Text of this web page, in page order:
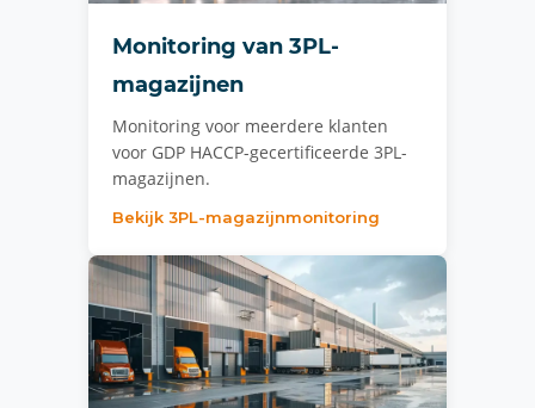
Monitoring van 3PL-
magazijnen
Monitoring voor meerdere klanten
voor GDP HACCP-gecertificeerde 3PL-
magazijnen.
Bekijk 3PL-magazijnmonitoring